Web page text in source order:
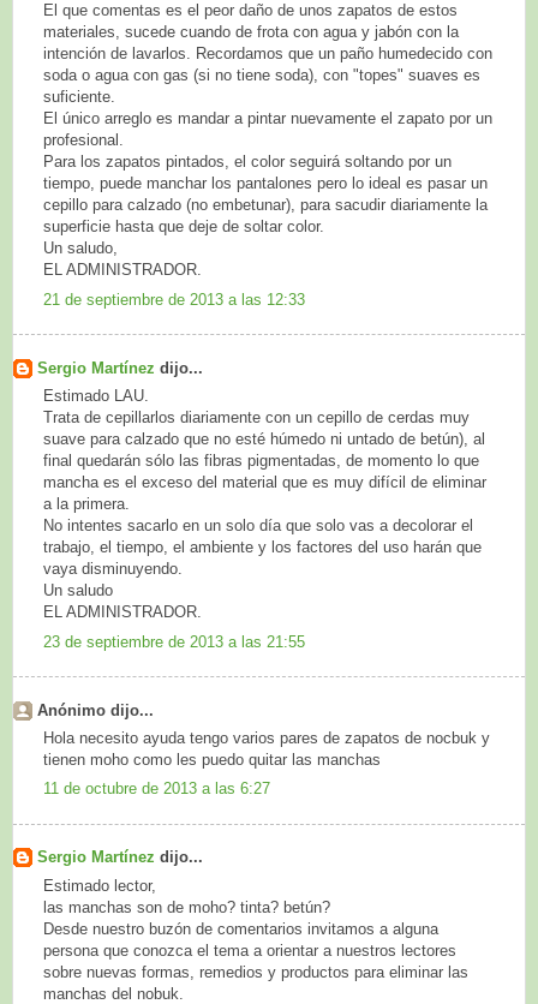
El que comentas es el peor daño de unos zapatos de estos
materiales, sucede cuando de frota con agua y jabón con la
intención de lavarlos. Recordamos que un paño humedecido con
soda o agua con gas (si no tiene soda), con "topes" suaves es
suficiente.
El único arreglo es mandar a pintar nuevamente el zapato por un
profesional.
Para los zapatos pintados, el color seguirá soltando por un
tiempo, puede manchar los pantalones pero lo ideal es pasar un
cepillo para calzado (no embetunar), para sacudir diariamente la
superficie hasta que deje de soltar color.
Un saludo,
EL ADMINISTRADOR.
21 de septiembre de 2013 a las 12:33
Sergio Martínez dijo...
Estimado LAU.
Trata de cepillarlos diariamente con un cepillo de cerdas muy
suave para calzado que no esté húmedo ni untado de betún), al
final quedarán sólo las fibras pigmentadas, de momento lo que
mancha es el exceso del material que es muy difícil de eliminar
a la primera.
No intentes sacarlo en un solo día que solo vas a decolorar el
trabajo, el tiempo, el ambiente y los factores del uso harán que
vaya disminuyendo.
Un saludo
EL ADMINISTRADOR.
23 de septiembre de 2013 a las 21:55
Anónimo dijo...
Hola necesito ayuda tengo varios pares de zapatos de nocbuk y
tienen moho como les puedo quitar las manchas
11 de octubre de 2013 a las 6:27
Sergio Martínez dijo...
Estimado lector,
las manchas son de moho? tinta? betún?
Desde nuestro buzón de comentarios invitamos a alguna
persona que conozca el tema a orientar a nuestros lectores
sobre nuevas formas, remedios y productos para eliminar las
manchas del nobuk.